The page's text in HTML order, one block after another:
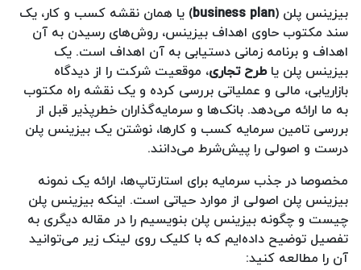
بیزینس پلن (business plan) یا همان نقشه کسب و کار، یک
سند مکتوب حاوی اهداف بیزینس، روش‌های رسیدن به آن
اهداف و برنامه زمانی دستیابی به آن اهداف است. یک
بیزینس پلن یاطرح تجاری، موقعیت شرکت را از دیدگاه
بازاریابی، مالی و عملیاتی بررسی کرده و یک نقشه راه مکتوب
به ما ارائه می‎‌دهد. بانک‌ها و سرمایه‌گذاران خطرپذیر قبل از
بررسی تامین سرمایه‌ کسب و کارها، نوشتن یک بیزینس پلن
درست و اصولی را پیش‌شرط می‌دانند.
مخصوصا در جذب سرمایه برای استارتاپ‌ها، ارائه یک نمونه
بیزینس پلن اصولی از موارد حیاتی است. اینکه بیزینس پلن
چیست و چگونه بیزینس پلن بنویسیم را در مقاله دیگری به
تفصیل توضیح داده‌ایم که با کلیک روی لینک زیر می‌توانید
آن را مطالعه کنید: